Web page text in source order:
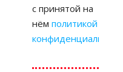
с принятой на
нём политикой